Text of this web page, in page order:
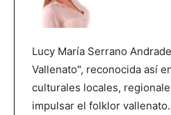
Lucy María Serrano
Vallenato", reconocida así
culturales locales,
impulsar el folklor